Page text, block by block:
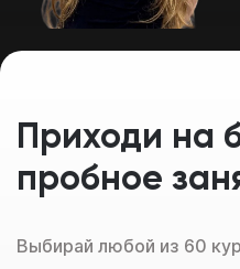
Приходи на
пробное
Выбирай любой из 60